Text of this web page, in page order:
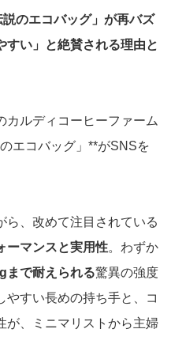
説のエコバッグ」が再バズ
すい」と絶賛される理由と
カルディコーヒーファーム
エコバッグ」**がSNSを
ら、改めて注目されている
ーマンスと実用性。わずか
まで耐えられる驚異の強度
やすい長めの持ち手と、コ
が、ミニマリストから主婦